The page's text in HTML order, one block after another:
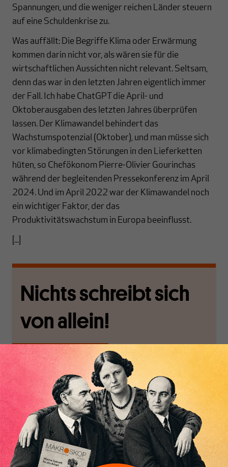
Inhaltsverzeichnis
Spannungen, und die weniger reichen Länder steuern
auf eine Schuldenkrise zu.
Was auffällt: Die Begriffe Klima oder Erwärmung
kommen darin nicht vor, als wären sie für die
wirtschaftlichen Aussichten nicht relevant. Seltsam,
denn das war in den letzten Jahren eigentlich immer
der Fall. Ich habe ChatGPT die April- und
Oktoberausgaben des letzten Jahres überprüfen
lassen. Der Klimawandel behindert das
Wachstumspotenzial (Oktober), und man müsse sich
vor klimabedingten Störungen in den Lieferketten
hüten, so Chefökonom Pierre-Olivier Gourinchas
während der begleitenden Pressekonferenz im April
2024. Und im April 2022 war der Klimawandel noch
ein wichtiger Faktor, der das
Produktivitätswachstum in Europa beeinflusst.
[...]
Nichts schreibt sich
von allein!
Nur für Abonnenten
MAKROSKOP analysiert
wirtschaftspolitische
Themen aus einer
postkeynesianischen
Perspektive und ist damit
in Deutschland einzigartig.
MAKROSKOP steht für
das große Ganze. Wir
Wir verlassen die
journalistische Filterblase,
in der sich viele
eingerichtet haben. Wir
öffnen Fenster und
bringen frische Luft in die
engen und verstaubten
Debattenräume.